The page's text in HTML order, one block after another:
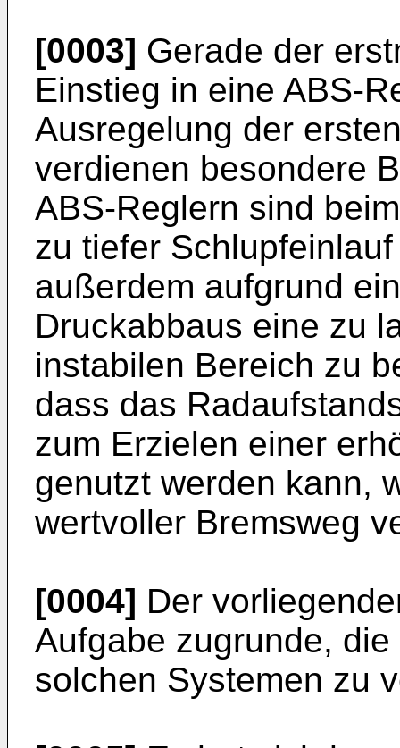
[0003] Gerade der
Einstieg in eine ABS-
Ausregelung der
verdienen besondere
ABS-Reglern sind
zu tiefer
außerdem aufgrund
Druckabbaus eine zu
instabilen Bereich zu
dass das
zum Erzielen einer
genutzt werden kann,
wertvoller Bremsweg
[0004] Der
Aufgabe zugrunde,
solchen Systemen zu